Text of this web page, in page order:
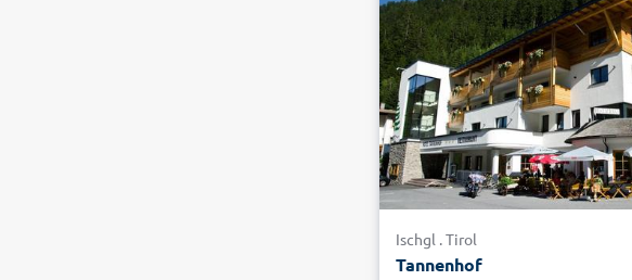
Ischgl . Tirol
Tannenhof